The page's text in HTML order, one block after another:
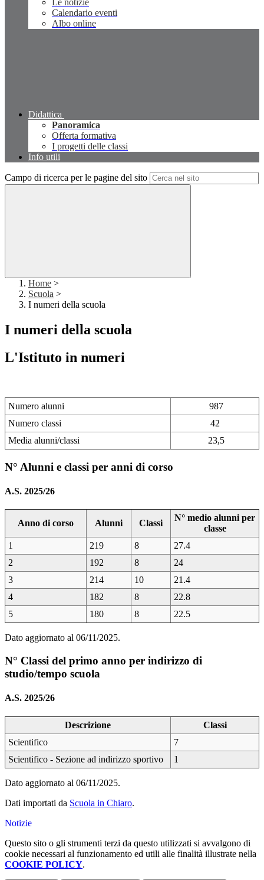
Le notizie
Calendario eventi
Albo online
Didattica
Panoramica
Offerta formativa
I progetti delle classi
Info utili
Campo di ricerca per le pagine del sito
Home >
Scuola >
I numeri della scuola
I numeri della scuola
L'Istituto in numeri
Numero alunni
987
Numero classi
42
Media alunni/classi
23,5
N° Alunni e classi per anni di corso
A.S. 2025/26
Anno di corso Alunni Classi
N° medio alunni per
classe
1
219 8
27.4
2
192 8
24
3
214 10
21.4
4
182 8
22.8
5
180 8 22.5
Dato aggiornato al 06/11/2025.
N° Classi del primo anno per indirizzo di
studio/tempo scuola
A.S. 2025/26
Descrizione
Classi
Scientifico
7
Scientifico - Sezione ad indirizzo sportivo
1
Dato aggiornato al 06/11/2025.
Dati importati da Scuola in Chiaro.
Notizie
Questo sito o gli strumenti terzi da questo utilizzati si avvalgono di
cookie necessari al funzionamento ed utili alle finalità illustrate nella
COOKIE POLICY.